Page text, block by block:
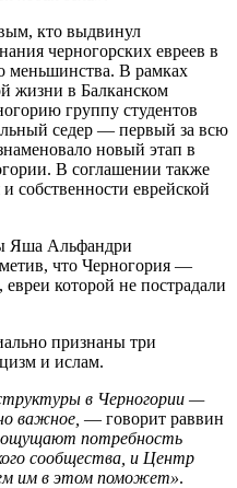
кто выдвинул
черногорских евреев в
меньшинства. В рамках
жизни в Балканском
группу студентов
седер — первый за всю
новый этап в
В соглашении также
собственности еврейской
Яша Альфандри
что Черногория —
которой не пострадали
признаны три
и ислам.
в Черногории —
важное, — говорит раввин
ощущают потребность
сообщества, и Центр
им в этом поможет».